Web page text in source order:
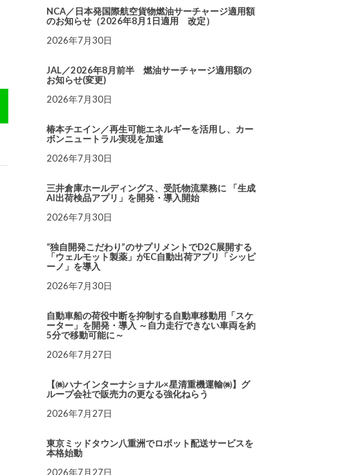
NCA／日本発国際航空貨物燃油サーチャージ適用額
のお知らせ（2026年8月1日適用 改定）
2026年7月30日
JAL／2026年8月前半 燃油サーチャージ適用額の
お知らせ(変更)
2026年7月30日
椿本チエイン／再生可能エネルギーを活用し、カー
ボンニュートラル実現を加速
2026年7月30日
三井倉庫ホールディングス、受託物流業務に 「生成
AI出荷検品アプリ」を開発・導入開始
2026年7月30日
“独自開発こだわり”のサプリメントでD2C展開する
「ウェルモット製薬」がEC自動出荷アプリ「シッピ
ーノ」を導入
2026年7月30日
自動車船の荷役中断を抑制する自動車移動用「スケ
ーター」を開発・導入 ～自力走行できない車両を約
5分で移動可能に～
2026年7月27日
【㈱ハナインターナショナル×星清重機運輸㈱】グ
ループ会社で販売力の更なる強化ねらう
2026年7月27日
東京ミッドタウン八重洲でロボット配送サービスを
本格始動
2026年7月27日